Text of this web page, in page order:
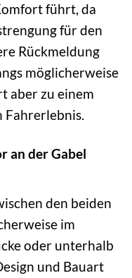
führt, da
für den
Rückmeldung
möglicherweise
aber zu einem
Fahrerlebnis.
an der Gabel
den beiden
im
oder unterhalb
und Bauart